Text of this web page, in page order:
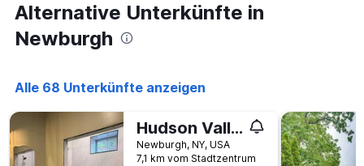
die
den
durchschnittlichen
Alternative Unterkünfte in
Newburgh
Alle 68 Unterkünfte anzeigen
Hudson Valley Top Getaway with a River View
Newburgh, NY, USA
7,1 km vom Stadtzentrum